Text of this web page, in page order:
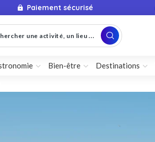
Paiement sécurisé
une activité, un lieu ...
Bien-être Destinations